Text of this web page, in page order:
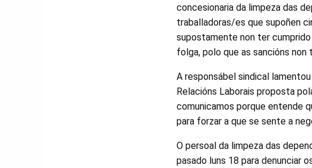
concesionaria da limpeza das
traballadoras/es que supoñen
supostamente non ter
folga, polo que as sancións non
A responsábel sindical
Relacións Laborais proposta
comunicamos porque entende
para forzar a que se sente a
O persoal da limpeza das
pasado luns 18 para denunciar